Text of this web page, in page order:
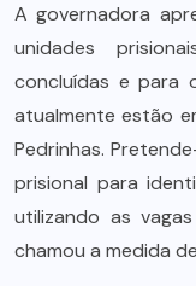
A governadora
unidades
concluídas e para
atualmente estão
Pedrinhas.
prisional para
utilizando as
chamou a medida